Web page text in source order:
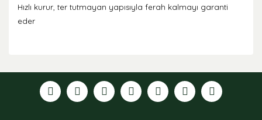
Hızlı kurur, ter tutmayan yapısıyla ferah kalmayı garanti
eder
formunu kullanarak tarafımıza iletebilirsiniz.
Görüş ve önerileriniz için teşekkür ederiz.